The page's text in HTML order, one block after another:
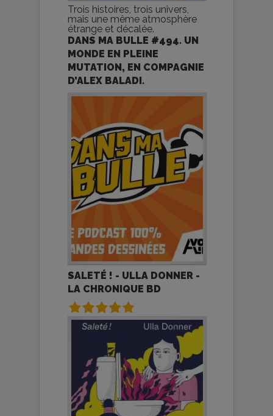
Trois histoires, trois univers,
mais une même atmosphère
étrange et décalée.
DANS MA BULLE #494. UN
MONDE EN PLEINE
MUTATION, EN COMPAGNIE
D’ALEX BALADI.
SALETÉ ! - ULLA DONNER -
LA CHRONIQUE BD